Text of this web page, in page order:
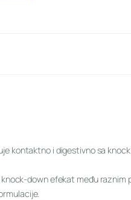
kontaktno i digestivno sa
down efekat među raznim